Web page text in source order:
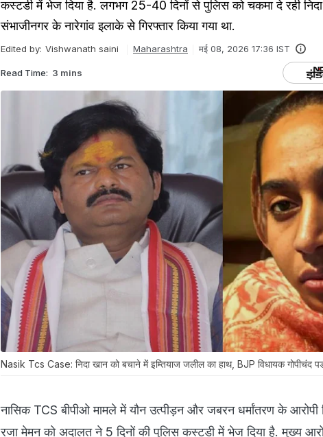
कस्टडी में भेज दिया है. लगभग 25-40 दिनों से पुलिस को चकमा दे रही
संभाजीनगर के नारेगांव इलाके से गिरफ्तार किया गया था.
Edited by: Vishwanath saini Maharashtra मई 08, 2026 17:36 IST
Read Time: 3 mins
Nasik Tcs Case: निदा खान को बचाने में इम्तियाज जलील का हाथ, BJP विधायक गोपीचंद
नासिक TCS बीपीओ मामले में यौन उत्पीड़न और जबरन धर्मांतरण के
रजा मेमन को अदालत ने 5 दिनों की पुलिस कस्टडी में भेज दिया है. मुख्य